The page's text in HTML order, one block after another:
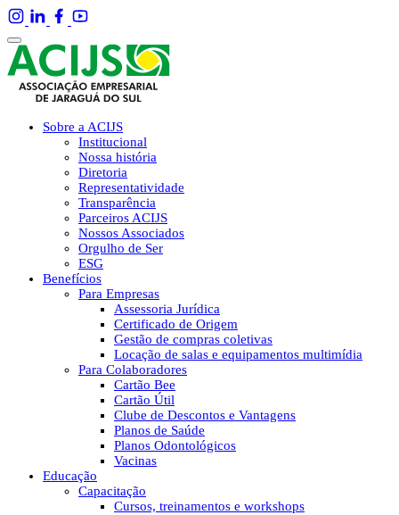
Sobre a ACIJS
Institucional
Nossa história
Diretoria
Representatividade
Transparência
Parceiros ACIJS
Nossos Associados
Orgulho de Ser
ESG
Benefícios
Para Empresas
Assessoria Jurídica
Certificado de Origem
Gestão de compras coletivas
Locação de salas e equipamentos multimídia
Para Colaboradores
Cartão Bee
Cartão Útil
Clube de Descontos e Vantagens
Planos de Saúde
Planos Odontológicos
Vacinas
Educação
Capacitação
Cursos, treinamentos e workshops